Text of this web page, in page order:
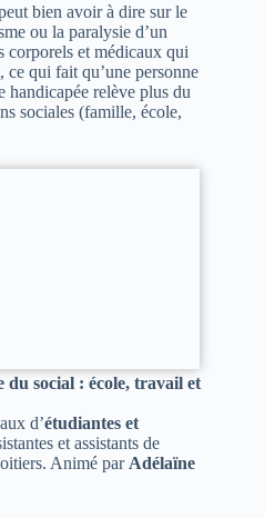
bien avoir à dire sur le
ou la paralysie d’un
corporels et médicaux qui
ce qui fait qu’une personne
handicapée relève plus du
sociales (famille, école,
du social : école, travail et
d’étudiantes et
et assistants de
Animé par Adélaïne